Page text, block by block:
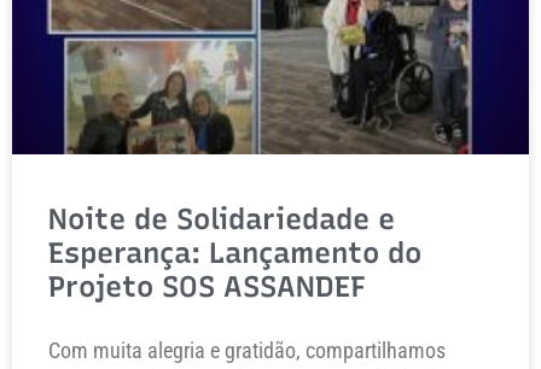
Noite de Solidariedade e
Esperança: Lançamento do
Projeto SOS ASSANDEF
Com muita alegria e gratidão, compartilhamos